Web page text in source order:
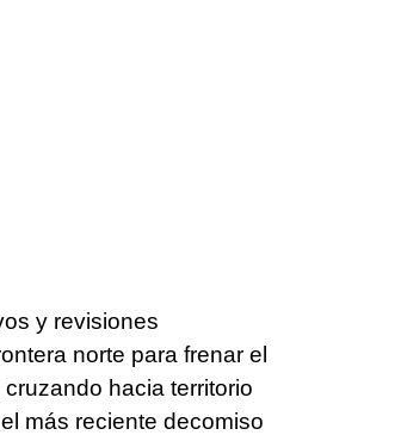
y revisiones
norte para frenar el
hacia territorio
más reciente decomiso